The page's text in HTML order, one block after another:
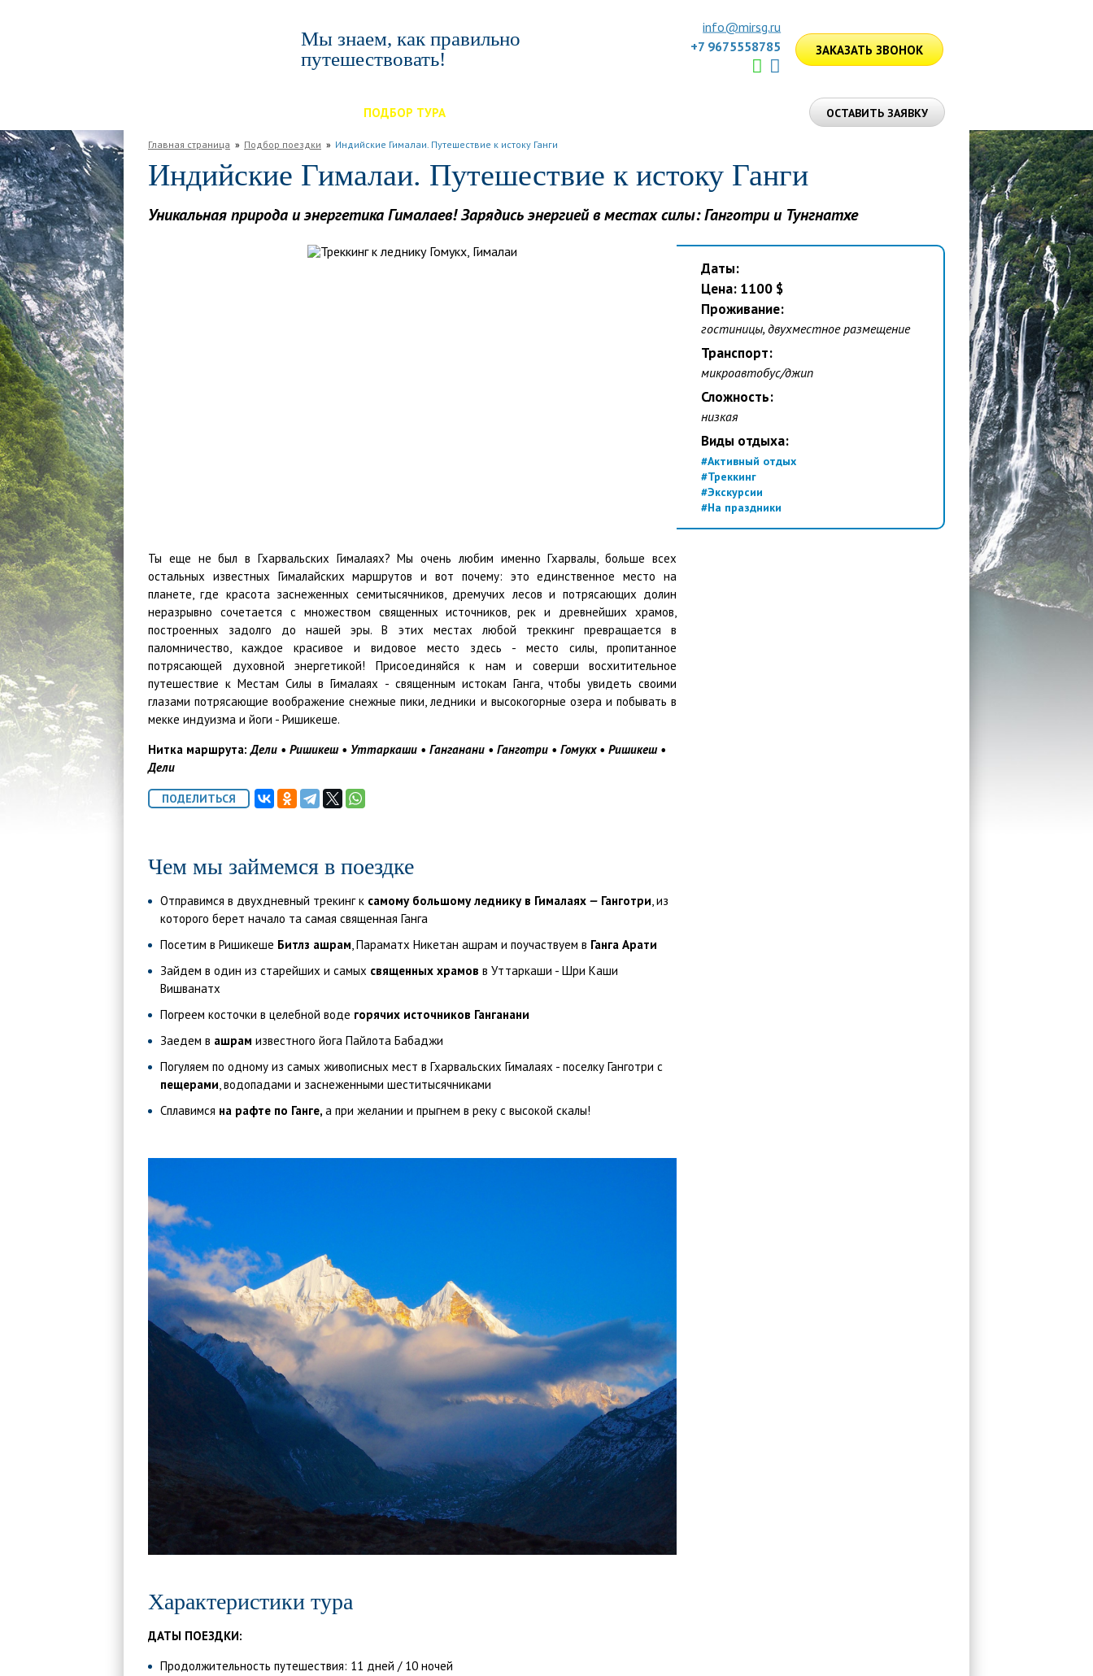
Мы знаем, как правильно
путешествовать!
info@mirsg.ru
+7 9675558785
ЗАКАЗАТЬ ЗВОНОК
ПОДБОР ТУРА ОСТАВИТЬ ЗАЯВКУ
Главная страница Подбор поездки Индийские Гималаи. Путешествие к истоку Ганги
Индийские Гималаи. Путешествие к истоку Ганги
Уникальная природа и энергетика Гималаев! Зарядись энергией в местах силы: Ганготри и Тунгнатхе
Даты:
Цена: 1100 $
Проживание:
гостиницы, двухместное размещение
Транспорт:
микроавтобус/джип
Сложность:
низкая
Виды отдыха:
#Активный отдых
#Треккинг
#Экскурсии
#На праздники
Ты еще не был в Гхарвальских Гималаях? Мы очень любим именно Гхарвалы, больше всех
остальных известных Гималайских маршрутов и вот почему: это единственное место на
планете, где красота заснеженных семитысячников, дремучих лесов и потрясающих долин
неразрывно сочетается с множеством священных источников, рек и древнейших храмов,
построенных задолго до нашей эры. В этих местах любой треккинг превращается в
паломничество, каждое красивое и видовое место здесь - место силы, пропитанное
потрясающей духовной энергетикой! Присоединяйся к нам и соверши восхитительное
путешествие к Местам Силы в Гималаях - священным истокам Ганга, чтобы увидеть своими
глазами потрясающие воображение снежные пики, ледники и высокогорные озера и побывать в
мекке индуизма и йоги - Ришикеше.
Нитка маршрута:Дели • Ришикеш • Уттаркаши • Ганганани • Ганготри • Гомукх • Ришикеш •
Дели
Чем мы займемся в поездке
Отправимся в двухдневный трекинг к самому большому леднику в Гималаях — Ганготри, из
которого берет начало та самая священная Ганга
Посетим в Ришикеше Битлз ашрам, Параматх Никетан ашрам и поучаствуем в Ганга Арати
Зайдем в один из старейших и самых священных храмов в Уттаркаши - Шри Каши
Вишванатх
Погреем косточки в целебной воде горячих источников Ганганани
Заедем в ашрам известного йога Пайлота Бабаджи
Погуляем по одному из самых живописных мест в Гхарвальских Гималаях - поселку Ганготри с
пещерами, водопадами и заснеженными шеститысячниками
Сплавимся на рафте по Ганге, а при желании и прыгнем в реку с высокой скалы!
Характеристики тура
ДАТЫ ПОЕЗДКИ:
Продолжительность путешествия: 11 дней / 10 ночей